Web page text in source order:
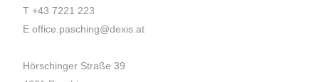
T +43 7221 223
E office.pasching@dexis.at
Hörschinger Straße 39